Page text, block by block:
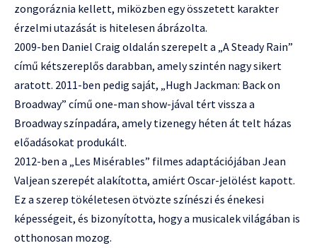
zongoráznia kellett, miközben egy összetett karakter
érzelmi utazását is hitelesen ábrázolta.
2009-ben Daniel Craig oldalán szerepelt a „A Steady Rain”
című kétszereplős darabban, amely szintén nagy sikert
aratott. 2011-ben pedig saját, „Hugh Jackman: Back on
Broadway” című one-man show-jával tért vissza a
Broadway színpadára, amely tizenegy héten át telt házas
előadásokat produkált.
2012-ben a „Les Misérables” filmes adaptációjában Jean
Valjean szerepét alakította, amiért Oscar-jelölést kapott.
Ez a szerep tökéletesen ötvözte színészi és énekesi
képességeit, és bizonyította, hogy a musicalek világában is
otthonosan mozog.